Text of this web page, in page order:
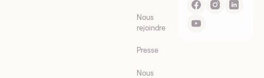
Nous
rejoindre
Presse
Nous